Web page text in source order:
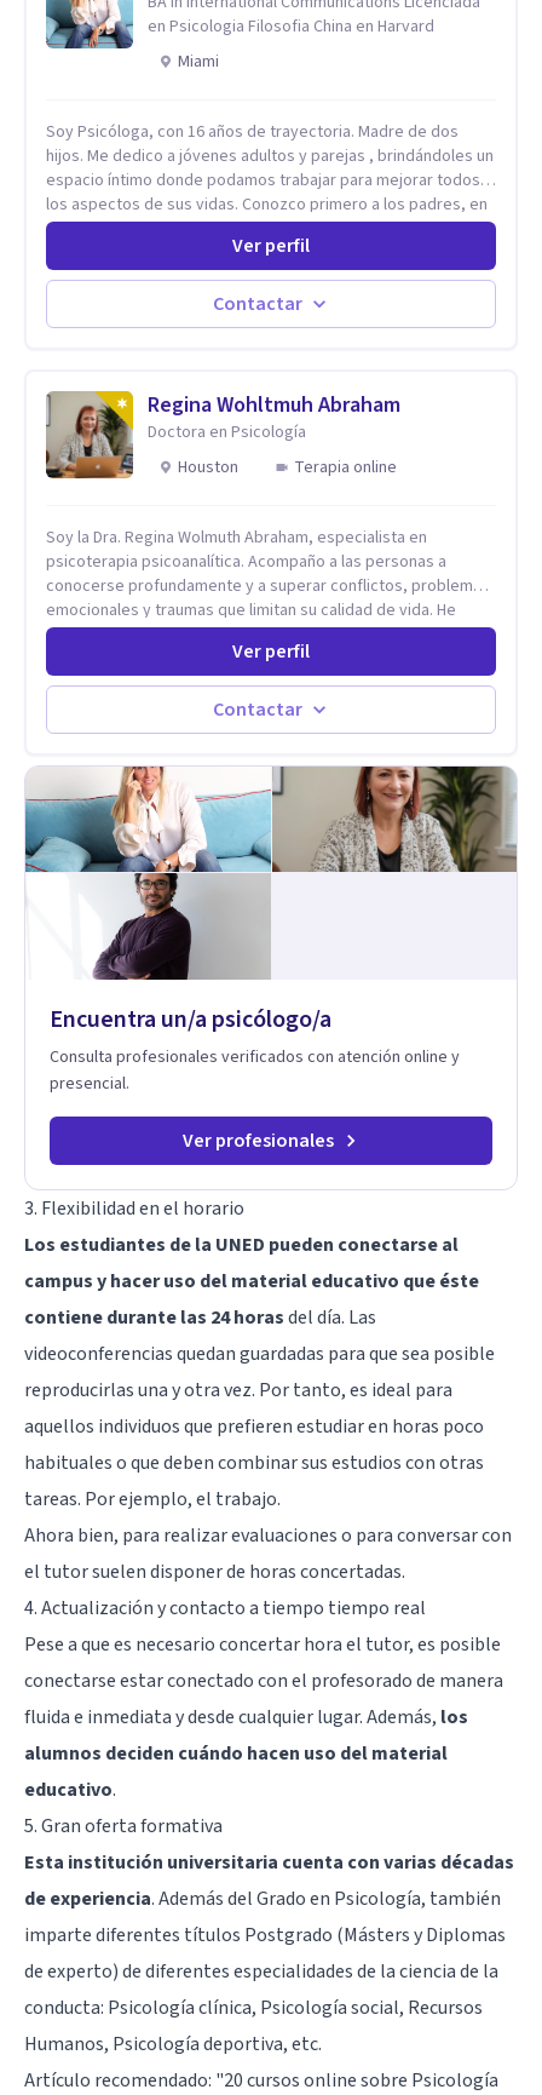
en Psicologia Filosofia China en Harvard
Miami
Soy Psicóloga, con 16 años de trayectoria. Madre de dos
hijos. Me dedico a jóvenes adultos y parejas , brindándoles un
espacio íntimo donde podamos trabajar para mejorar todos
los aspectos de sus vidas. Conozco primero a los padres, en
el caso de niños u adolescentes, para luego seguir la terapia
con sus hijos, apuntalándolos en su futuro personal,
universitario y profesional, siempre conteniendo
paralelamente a los padres y brindándoles un espacio de
seguridad. Hago terapia de pareja y adultos con método
Ver perfil
Contactar
Regina Wohltmuh Abraham
Doctora en Psicología
Houston
Terapia online
Soy la Dra. Regina Wolmuth Abraham, especialista en
psicoterapia psicoanalítica. Acompaño a las personas a
conocerse profundamente y a superar conflictos, problemas
emocionales y traumas que limitan su calidad de vida. He
trabajado en reconocidas instituciones como el Hospital
Psiquiátrico San Rafael, Instituto Psiquiátrico MENDAO, San
Bernardino, Hospital Psiquiátrico Infantil y el Centro de
Integración Juvenil. Además, tuve el privilegio de colaborar
en comunidades como Olivar del Conde y Xochimilco, lo que
Ver perfil
Contactar
Encuentra un/a psicólogo/a
Consulta profesionales verificados con atención online y
presencial.
Ver profesionales
3. Flexibilidad en el horario
Los estudiantes de la UNED pueden conectarse al
campus y hacer uso del material educativo que éste
contiene durante las 24 horasdel día. Las
videoconferencias quedan guardadas para que sea posible
reproducirlas una y otra vez. Por tanto, es ideal para
aquellos individuos que prefieren estudiar en horas poco
habituales o que deben combinar sus estudios con otras
tareas. Por ejemplo, el trabajo.
Ahora bien, para realizar evaluaciones o para conversar con
el tutor suelen disponer de horas concertadas.
4. Actualización y contacto a tiempo tiempo real
Pese a que es necesario concertar hora el tutor, es posible
conectarse estar conectado con el profesorado de manera
fluida e inmediata y desde cualquier lugar. Además, los
alumnos deciden cuándo hacen uso del material
educativo.
5. Gran oferta formativa
Esta institución universitaria cuenta con varias décadas
de experiencia. Además del Grado en Psicología, también
imparte diferentes títulos Postgrado (Másters y Diplomas
de experto) de diferentes especialidades de la ciencia de la
conducta: Psicología clínica, Psicología social, Recursos
Humanos, Psicología deportiva, etc.
Artículo recomendado: "20 cursos online sobre Psicología